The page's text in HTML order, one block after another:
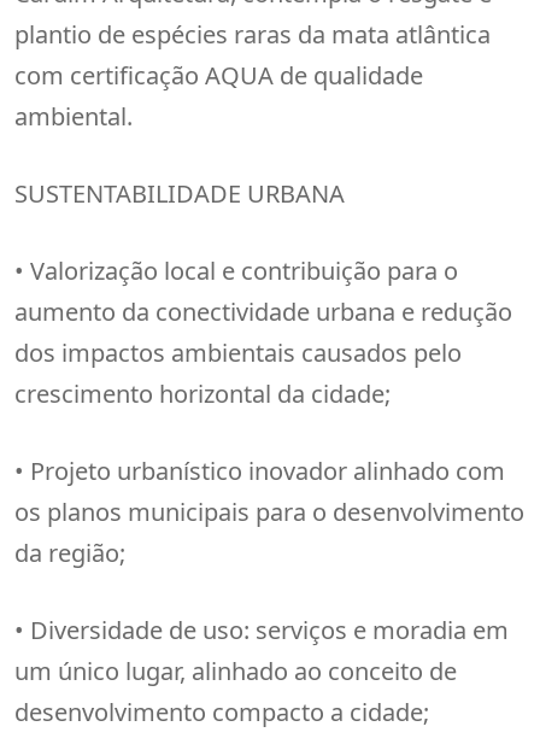
plantio de espécies raras da mata atlântica
com certificação AQUA de qualidade
ambiental.
SUSTENTABILIDADE URBANA
• Valorização local e contribuição para o
aumento da conectividade urbana e redução
dos impactos ambientais causados pelo
crescimento horizontal da cidade;
• Projeto urbanístico inovador alinhado com
os planos municipais para o desenvolvimento
da região;
• Diversidade de uso: serviços e moradia em
um único lugar, alinhado ao conceito de
desenvolvimento compacto a cidade;